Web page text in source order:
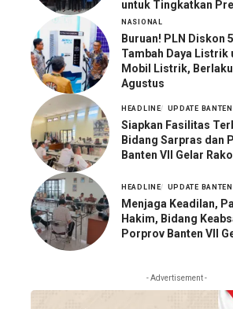
untuk Tingkatkan
NASIONAL
Buruan! PLN Diskon
Tambah Daya Listrik
Mobil Listrik,
Agustus
HEADLINE UPDATE BANTEN
Siapkan Fasilitas
Bidang Sarpras dan
Banten VII Gelar
HEADLINE UPDATE BANTEN
Menjaga Keadilan,
Hakim, Bidang
Porprov Banten VII
- Advertisement -